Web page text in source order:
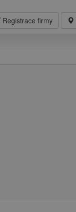
Registrace firmy